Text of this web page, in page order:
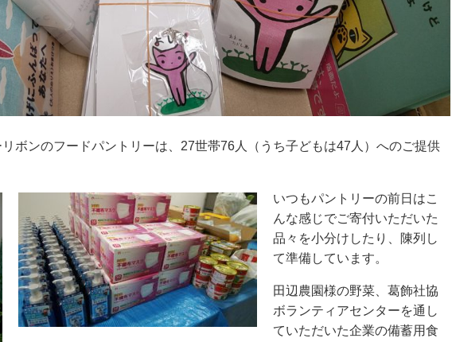
ボンのフードパントリーは、27世帯76人（うち子どもは47人）へのご提供
いつもパントリーの前日はこ
んな感じでご寄付いただいた
品々を小分けしたり、陳列し
て準備しています。
田辺農園様の野菜、葛飾社協
ボランティアセンターを通し
ていただいた企業の備蓄用食